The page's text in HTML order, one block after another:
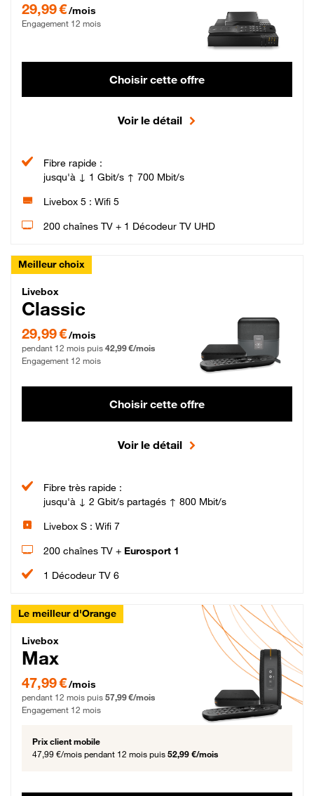
29,99 €/mois
Engagement 12 mois
Choisir cette offre
Voir le détail
Fibre rapide :
jusqu'à ↓ 1 Gbit/s ↑ 700 Mbit/s
Livebox 5 : Wifi 5
200 chaînes TV + 1 Décodeur TV UHD
Meilleur choix
Livebox Classic Fibre
Livebox
Classic
29,99 € par mois pendant 12 mois puis 42,99 € par mois, Engagement 12 mois
29,99 €/mois
pendant 12 mois puis 42,99 €/mois
Engagement 12 mois
Choisir cette offre
Voir le détail
Fibre très rapide :
jusqu'à ↓ 2 Gbit/s partagés ↑ 800 Mbit/s
Livebox S : Wifi 7
200 chaînes TV + Eurosport 1
1 Décodeur TV 6
Le meilleur d'Orange
Livebox Max Fibre
Livebox
Max
47,99 € par mois pendant 12 mois puis 57,99 € par mois, Engagement 12 mois
47,99 €/mois
pendant 12 mois puis 57,99 €/mois
Engagement 12 mois
Prix client mobile
47,99 €/mois pendant 12 mois puis 52,99 €/mois